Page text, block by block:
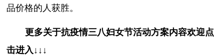
品价格的人获胜。
更多关于抗疫情三八妇女节活动方案内容欢迎点
击进入↓↓↓